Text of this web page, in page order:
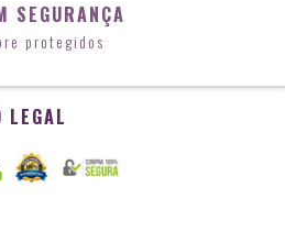
SEGURANÇA
protegidos
LEGAL